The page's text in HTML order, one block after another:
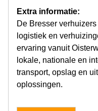
Extra informatie:
De Bresser
logistiek en
ervaring vanuit
lokale, nationale en
transport, opslag en
oplossingen.